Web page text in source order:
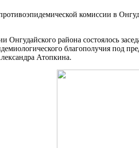
комиссии в
Онгудайского района состоялось
благополучия под
Атопкина.